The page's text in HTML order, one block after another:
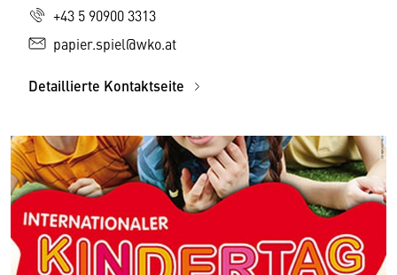
+43 5 90900 3313
papier.spiel@wko.at
Detaillierte Kontaktseite